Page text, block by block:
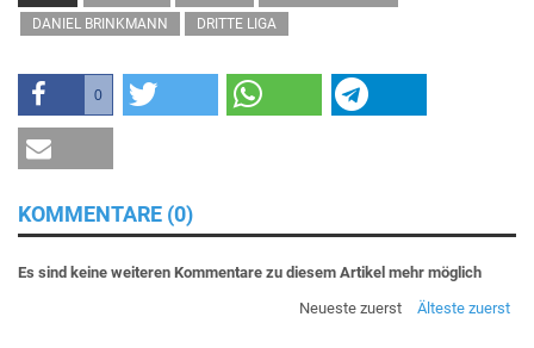
DANIEL BRINKMANN
DRITTE LIGA
0
KOMMENTARE (0)
Es sind keine weiteren Kommentare zu diesem Artikel mehr möglich
Neueste zuerst
Älteste zuerst